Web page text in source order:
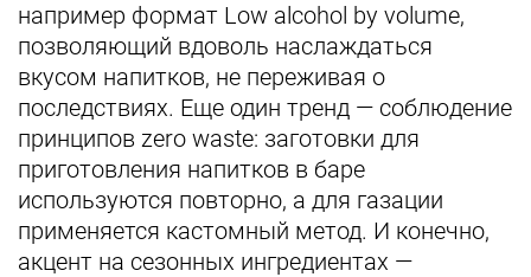
например формат Low alcohol by volume,
позволяющий вдоволь наслаждаться
вкусом напитков, не переживая о
последствиях. Еще один тренд — соблюдение
принципов zero waste: заготовки для
приготовления напитков в баре
используются повторно, а для газации
применяется кастомный метод. И конечно,
акцент на сезонных ингредиентах —